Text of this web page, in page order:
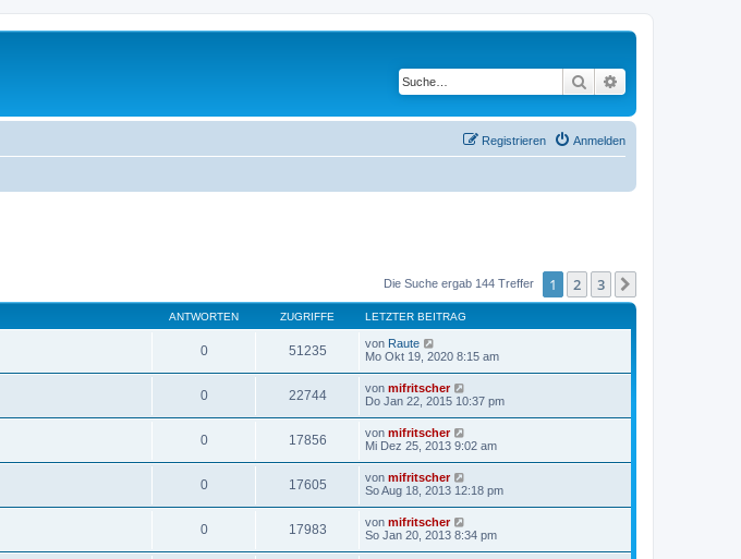
Suche
Anmelden
Registrieren
Die Suche ergab 144 Treffer 1 2 3
ANTWORTEN ZUGRIFFE LETZTER BEITRAG
0 51235 von Raute
Mo Okt 19, 2020 8:15 am
0 22744 von mifritscher
Do Jan 22, 2015 10:37 pm
0 17856 von mifritscher
Mi Dez 25, 2013 9:02 am
0 17605 von mifritscher
So Aug 18, 2013 12:18 pm
0 17983 von mifritscher
So Jan 20, 2013 8:34 pm